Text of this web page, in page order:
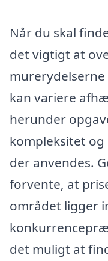
Når du skal
det vigtigt at
kan variere
herunder
kompleksitet
der anvendes.
forvente, at
området ligger
det muligt at